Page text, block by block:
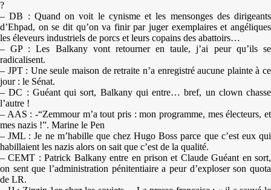
?
– DB : Quand on voit le cynisme et les mensonges des dirigeants
d’Ehpad, on se dit qu’on va finir par juger exemplaires et angéliques
les éleveurs industriels de porcs et leurs copains des abattoirs…
– GP : Les Balkany vont retourner en taule, j’ai peur qu’ils se
radicalisent.
– JPT : Une seule maison de retraite n’a enregistré aucune plainte à ce
jour : le Sénat.
– DC : Guéant qui sort, Balkany qui entre… bref, un clown chasse
l’autre !
– AAS : -“Zemmour m’a tout pris : mon programme, mes électeurs, et
mes nazis !”. Marine le Pen
– JML : Je ne m’habille que chez Hugo Boss parce que c’est eux qui
habillaient les nazis alors on sait que c’est de la qualité.
– CEMT : Patrick Balkany entre en prison et Claude Guéant en sort,
on sent que l’administration pénitentiaire a peur d’exploser son quota
de LR.